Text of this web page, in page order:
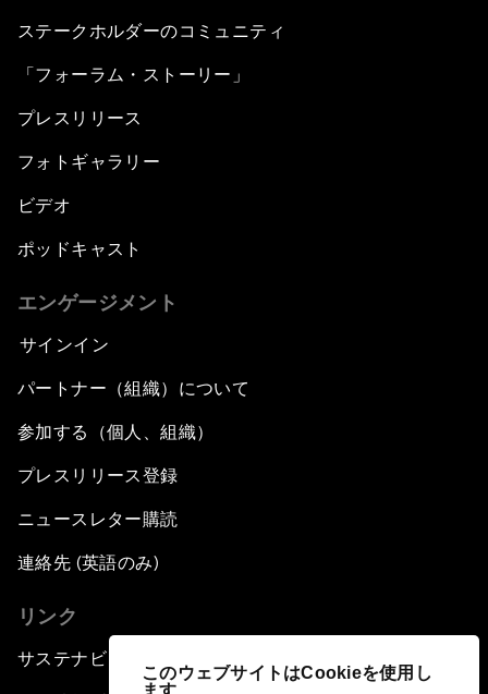
このウェブサイトはCookieを使用し
ます
ステークホルダーのコミュニティ
「フォーラム・ストーリー」
プレスリリース
フォトギャラリー
ビデオ
ポッドキャスト
エンゲージメント
サインイン
パートナー（組織）について
参加する（個人、組織）
プレスリリース登録
ニュースレター購読
連絡先 (英語のみ)
リンク
サステナビリティへの取り組み